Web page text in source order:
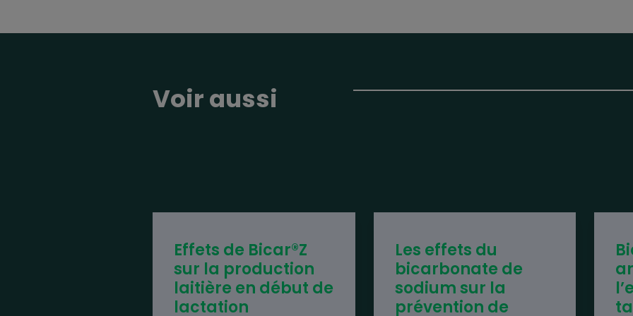
Voir aussi
Effets de Bicar®Z
sur la production
laitière en début de
lactation
Les effets du
bicarbonate de
sodium sur la
prévention de